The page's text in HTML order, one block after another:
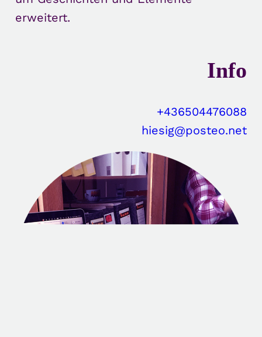
erweitert.
Info
+436504476088
hiesig@posteo.net